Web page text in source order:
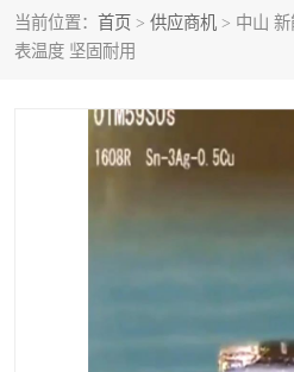
当前位置： 首页 > 供应商机 > 中山
表温度 坚固耐用
BGA返修台HR600/2
自动光学检测TR7710